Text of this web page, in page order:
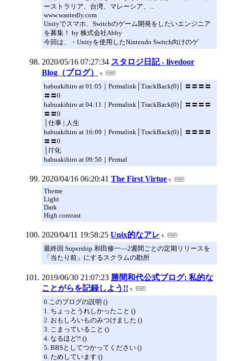
ーストラリア、台湾、マレーシア、...
www.wantedly.com
Unityでスマホ、Switchのゲーム開発をしたいエンジニア
を募集！ by 株式会社Abby
今回は、・Unityを使用したNintendo Switch向けのゲ
2020/05/16 07:27:34 スタロジ日記 - livedoor
Blog（ブログ）
habuakihiro at 01:05｜Permalink│TrackBack(0)│ 〓〓〓〓
〓〓0
habuakihiro at 04:11｜Permalink│TrackBack(0)│ 〓〓〓〓
〓〓0
│仕事 | 人生
habuakihiro at 16:09｜Permalink│TrackBack(0)│ 〓〓〓〓
〓〓0
│IT化
habuakihiro at 09:50｜Permal
2020/04/16 06:20:41 The First Virtue
Theme
Light
Dark
High contrast
2020/04/11 19:58:25 Unix的なアレ
最終回 Supership 和田修一―2週間ごとの定期リリースを
「当たり前」にするスクラムの勘所
2019/06/30 21:07:23 勝間和代公式ブログ: 私的な
ことがらを記録しよう!!
0.このブログの説明 ()
1. ちょっとうれしかったこと ()
2. おもしろいものみつけました ()
3. こまっていること ()
4. なるほど!! ()
5. BBSとしてつかってください ()
6. ためしています ()